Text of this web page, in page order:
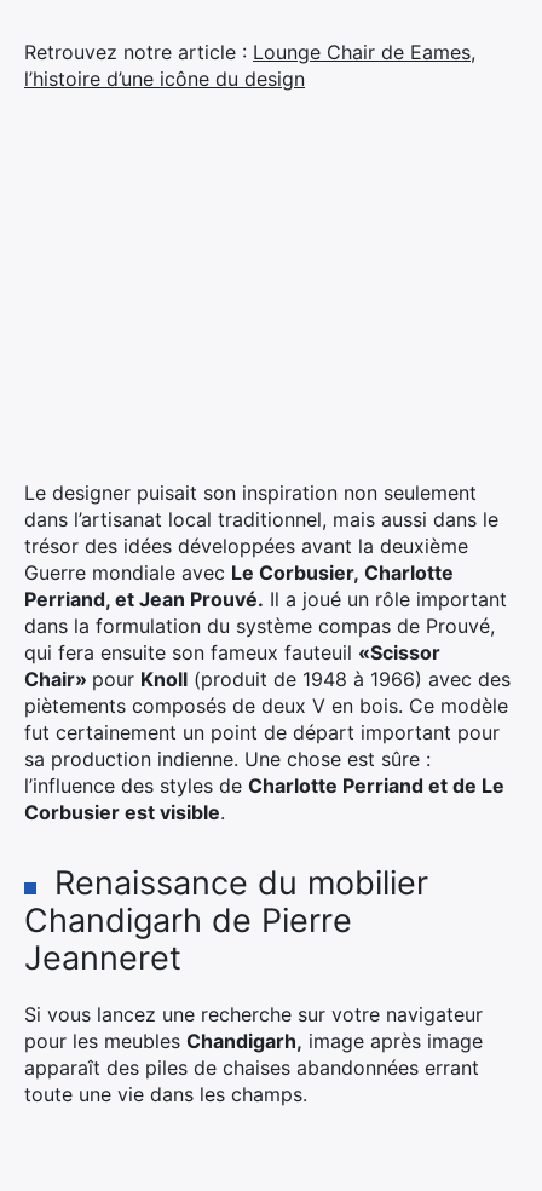
Retrouvez notre article : Lounge Chair de Eames,
l’histoire d’une icône du design
Le designer puisait son inspiration non seulement
dans l’artisanat local traditionnel, mais aussi dans le
trésor des idées développées avant la deuxième
Guerre mondiale avec Le Corbusier, Charlotte
Perriand, et Jean Prouvé. Il a joué un rôle important
dans la formulation du système compas de Prouvé,
qui fera ensuite son fameux fauteuil «Scissor
Chair» pour Knoll (produit de 1948 à 1966) avec des
piètements composés de deux V en bois. Ce modèle
fut certainement un point de départ important pour
sa production indienne. Une chose est sûre :
l’influence des styles de Charlotte Perriand et de Le
Corbusier est visible.
Renaissance du mobilier
Chandigarh de Pierre
Jeanneret
Si vous lancez une recherche sur votre navigateur
pour les meubles Chandigarh, image après image
apparaît des piles de chaises abandonnées errant
toute une vie dans les champs.